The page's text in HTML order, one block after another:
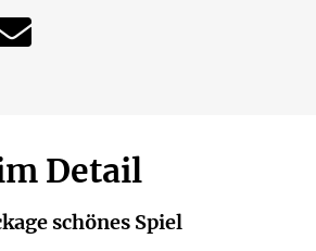
Detail
schönes Spiel